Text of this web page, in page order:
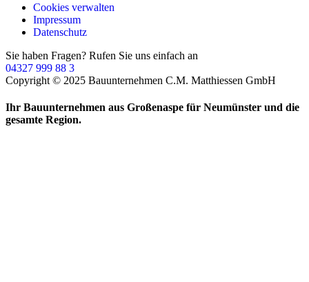
Cookies verwalten
Impressum
Datenschutz
Sie haben Fragen? Rufen Sie uns einfach an
04327 999 88 3
Copyright © 2025 Bauunternehmen C.M. Matthiessen GmbH
Ihr Bauunternehmen aus Großenaspe für Neumünster und die
gesamte Region.